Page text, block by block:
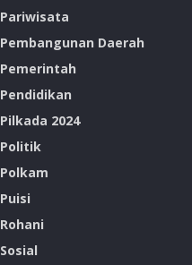
Pariwisata
Pembangunan Daerah
Pemerintah
Pendidikan
Pilkada 2024
Politik
Polkam
Puisi
Rohani
Sosial